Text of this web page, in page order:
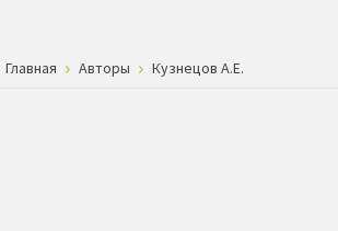
Главная Авторы Кузнецов А.Е.